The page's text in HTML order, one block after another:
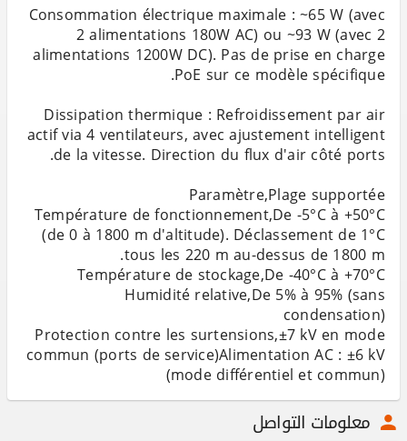
Consommation électrique maximale : ~65 W (avec
2 alimentations 180W AC) ou ~93 W (avec 2
alimentations 1200W DC). Pas de prise en charge
Dissipation thermique : Refroidissement par air
actif via 4 ventilateurs, avec ajustement intelligent
Température de fonctionnement,De -5°C à +50°C
(de 0 à 1800 m d'altitude). Déclassement de 1°C
Humidité relative,De 5% à 95% (sans
Protection contre les surtensions,±7 kV en mode
commun (ports de service)Alimentation AC : ±6 kV
(mode différentiel et commun)
معلومات التواصل